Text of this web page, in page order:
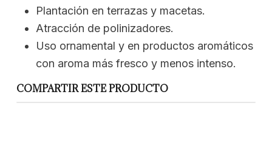
Plantación en terrazas y macetas.
Atracción de polinizadores.
Uso ornamental y en productos aromáticos
con aroma más fresco y menos intenso.
COMPARTIR ESTE PRODUCTO